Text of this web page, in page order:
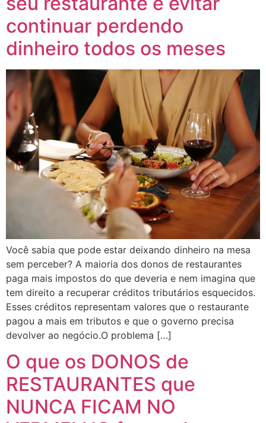
continuar perdendo
dinheiro todos os meses
Você sabia que pode estar deixando dinheiro na mesa
sem perceber? A maioria dos donos de restaurantes
paga mais impostos do que deveria e nem imagina que
tem direito a recuperar créditos tributários esquecidos.
Esses créditos representam valores que o restaurante
pagou a mais em tributos e que o governo precisa
devolver ao negócio.O problema […]
O que os DONOS de
RESTAURANTES que
NUNCA FICAM NO